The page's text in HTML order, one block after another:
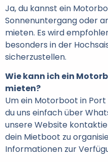
Ja, du kannst ein
Sonnenuntergang oder
mieten. Es wird
besonders in der
sicherzustellen.
Wie kann ich ein
mieten?
Um ein Motorboot in
du uns einfach über
unsere Website
dein Mietboot zu
Informationen zur